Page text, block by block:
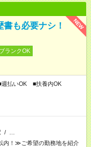
NEW
も必要ナシ！
ブランクOK
払いOK ■扶養内OK
/ …
内！≫ご希望の勤務地を紹介